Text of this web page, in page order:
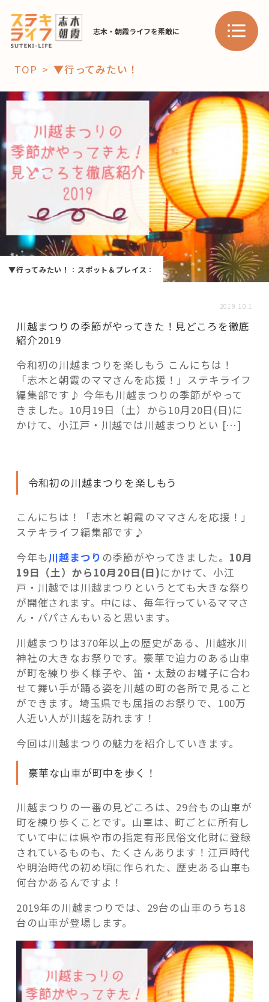
志木・朝霞ライフを素敵に
「コト」
子育て
暮らし
おすすめ
スポット 学び・教育
「場」
HAREL HAREL
活用事例
「モノ」
fleXe リノベ事例
「ひと」
これからの暮らし 住み替え相談
記事検索
TOP ▼行ってみたい！
▼行ってみたい！ ： スポット＆プレイス ：
2019.10.1
川越まつりの季節がやってきた！見どころを徹底
紹介2019
令和初の川越まつりを楽しもう こんにちは！
「志木と朝霞のママさんを応援！」ステキライフ
編集部です♪ 今年も川越まつりの季節がやって
きました。10月19日（土）から10月20日(日)に
かけて、小江戸・川越では川越まつりとい […]
令和初の川越まつりを楽しもう
こんにちは！「志木と朝霞のママさんを応援！」
ステキライフ編集部です♪
今年も川越まつり の季節がやってきました。 10月
19日（土）から10月20日(日)にかけて、小江
戸・川越では川越まつりというとても大きな祭り
が開催されます。中には、毎年行っているママさ
ん・パパさんもいると思います。
川越まつりは370年以上の歴史がある、川越氷川
神社の大きなお祭りです。豪華で迫力のある山車
が町を練り歩く様子や、笛・太鼓のお囃子に合わ
せて舞い手が踊る姿を川越の町の各所で見ること
ができます。埼玉県でも屈指のお祭りで、100万
人近い人が川越を訪れます！
今回は川越まつりの魅力を紹介していきます。
豪華な山車が町中を歩く！
川越まつりの一番の見どころは、29台もの山車が
町を練り歩くことです。山車は、町ごとに所有し
ていて中には県や市の指定有形民俗文化財に登録
されているものも、たくさんあります！江戸時代
や明治時代の初め頃に作られた、歴史ある山車も
何台かあるんですよ！
2019年の川越まつりでは、29台の山車のうち18
台の山車が登場します。